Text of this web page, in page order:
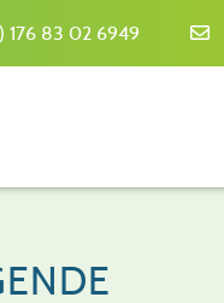
176 83 02 6949